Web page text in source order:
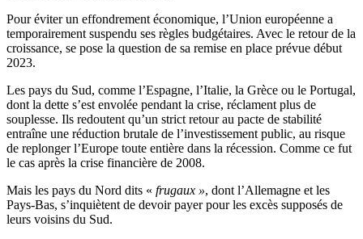
Pour éviter un effondrement économique, l’Union européenne a
temporairement suspendu ses règles budgétaires. Avec le retour de la
croissance, se pose la question de sa remise en place prévue début
2023.
Les pays du Sud, comme l’Espagne, l’Italie, la Grèce ou le Portugal,
dont la dette s’est envolée pendant la crise, réclament plus de
souplesse. Ils redoutent qu’un strict retour au pacte de stabilité
entraîne une réduction brutale de l’investissement public, au risque
de replonger l’Europe toute entière dans la récession. Comme ce fut
le cas après la crise financière de 2008.
Mais les pays du Nord dits « frugaux », dont l’Allemagne et les
Pays-Bas, s’inquiètent de devoir payer pour les excès supposés de
leurs voisins du Sud.